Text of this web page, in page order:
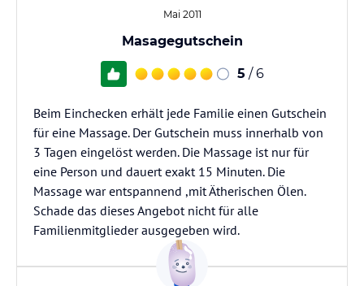
Mai 2011
Masagegutschein
5 / 6
Beim Einchecken erhält jede Familie einen Gutschein
für eine Massage. Der Gutschein muss innerhalb von
3 Tagen eingelöst werden. Die Massage ist nur für
eine Person und dauert exakt 15 Minuten. Die
Massage war entspannend ,mit Ätherischen Ölen.
Schade das dieses Angebot nicht für alle
Familienmitglieder ausgegeben wird.